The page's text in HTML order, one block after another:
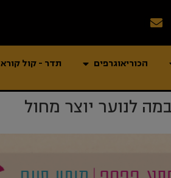
הכוריאוגרפים תדר - קול קורא
לנוער יוצר מחול